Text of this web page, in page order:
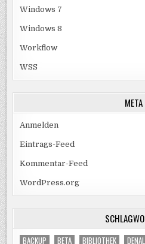
Windows 7
Windows 8
Workflow
WSS
META
Anmelden
Eintrags-Feed
Kommentar-Feed
WordPress.org
BACKUP BETA BIBLIOTHEK